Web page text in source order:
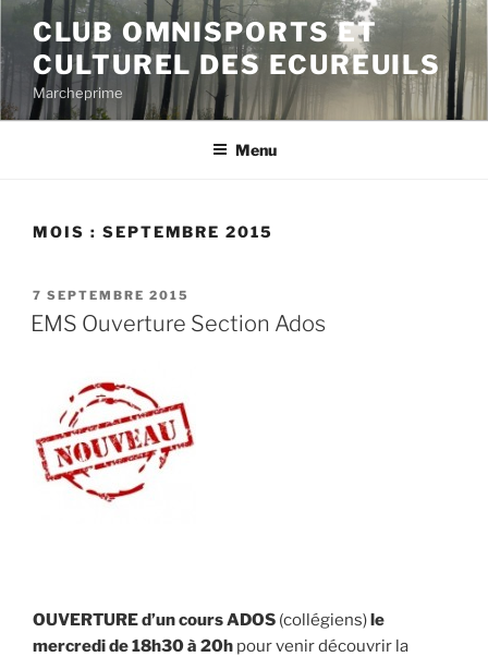
Aller
contenu
principal
CLUB OMNISPORTS ET
CULTUREL DES ECUREUILS
Marcheprime
Menu
MOIS : SEPTEMBRE 2015
PUBLIÉ
LE
7 SEPTEMBRE 2015
EMS Ouverture Section Ados
OUVERTURE d’un cours ADOS (collégiens)le
mercredi de 18h30 à 20h pour venir découvrir la